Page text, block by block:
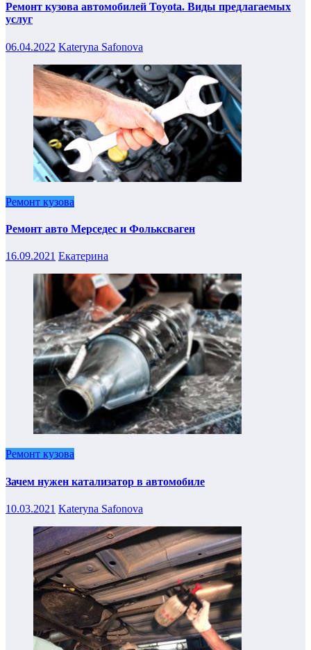
Ремонт кузова автомобилей Toyota. Виды предлагаемых
услуг
06.04.2022 Kateryna Safonova
Ремонт кузова
Ремонт авто Мерседес и Фольксваген
16.09.2021 Екатерина
Ремонт кузова
Зачем нужен катализатор в автомобиле
10.03.2021 Kateryna Safonova